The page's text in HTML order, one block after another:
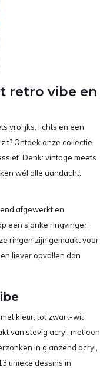
retro vibe en
vrolijks, lichts en een
Ontdek onze collectie
Denk: vintage meets
wél alle aandacht.
afgewerkt en
een slanke ringvinger,
ringen zijn gemaakt voor
liever opvallen dan
kleur, tot zwart-wit
van stevig acryl, met een
in glanzend acryl,
unieke dessins in